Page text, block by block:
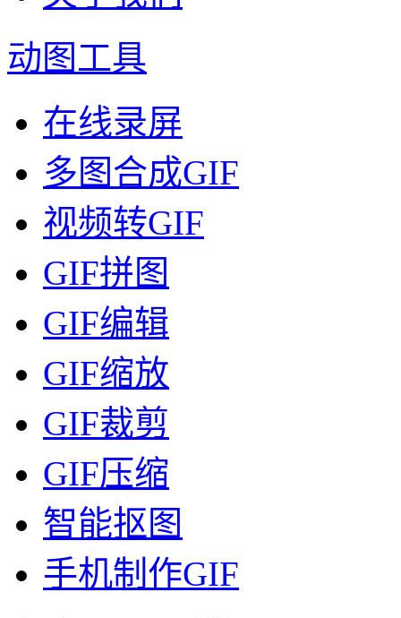
动图工具
在线录屏
多图合成GIF
视频转GIF
GIF拼图
GIF编辑
GIF缩放
GIF裁剪
GIF压缩
智能抠图
手机制作GIF